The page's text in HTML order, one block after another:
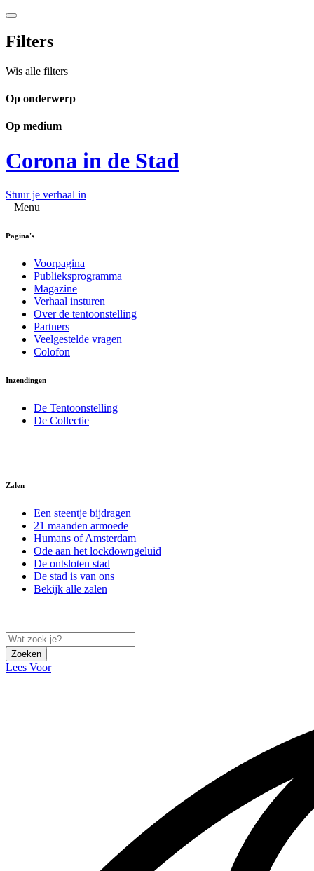
Filters
Wis alle filters
Op onderwerp
Op medium
Corona in de Stad
Stuur je verhaal in
Menu
Pagina's
Voorpagina
Publieksprogramma
Magazine
Verhaal insturen
Over de tentoonstelling
Partners
Veelgestelde vragen
Colofon
Inzendingen
De Tentoonstelling
De Collectie
Zalen
Een steentje bijdragen
21 maanden armoede
Humans of Amsterdam
Ode aan het lockdowngeluid
De ontsloten stad
De stad is van ons
Bekijk alle zalen
Zoeken
Lees Voor